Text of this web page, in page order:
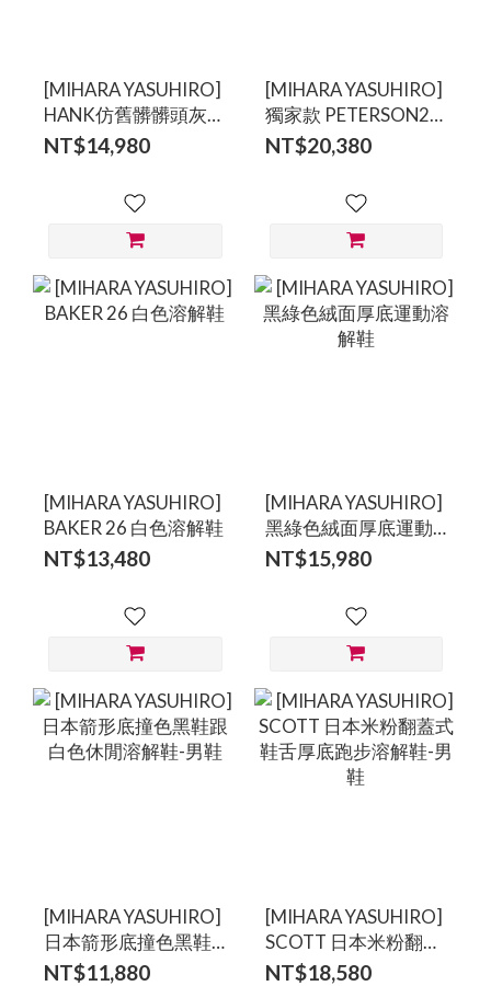
[MIHARA YASUHIRO]
HANK仿舊髒髒頭灰色
休閒鞋
NT$14,980
[MIHARA YASUHIRO]
獨家款 PETERSON23
黑色作舊鉚釘溶解鞋
NT$20,380
[MIHARA YASUHIRO]
BAKER 26 白色溶解鞋
NT$13,480
[MIHARA YASUHIRO]
黑綠色絨面厚底運動
溶解鞋
NT$15,980
[MIHARA YASUHIRO]
日本箭形底撞色黑鞋
跟白色休閒溶解鞋-男
NT$11,880
[MIHARA YASUHIRO]
SCOTT 日本米粉翻蓋
式鞋舌厚底跑步溶解
NT$18,580